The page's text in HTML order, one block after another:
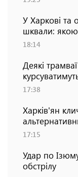
У Харкові та
шквали: якою
18:14
Деякі
17:38
Харків'ян
17:15
Удар по
обстрілу